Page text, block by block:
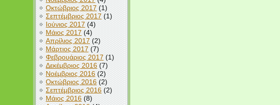
Οκτώβριος 2017 (1)
Σεπτέμβριος 2017 (1)
Ιούνιος 2017 (4)
Μάιος 2017 (4)
Απρίλιος 2017 (2)
Μάρτιος 2017 (7)
Φεβρουάριος 2017 (1)
Δεκέμβριος 2016 (7)
Νοέμβριος 2016 (2)
Οκτώβριος 2016 (2)
Σεπτέμβριος 2016 (2)
Μάιος 2016 (8)